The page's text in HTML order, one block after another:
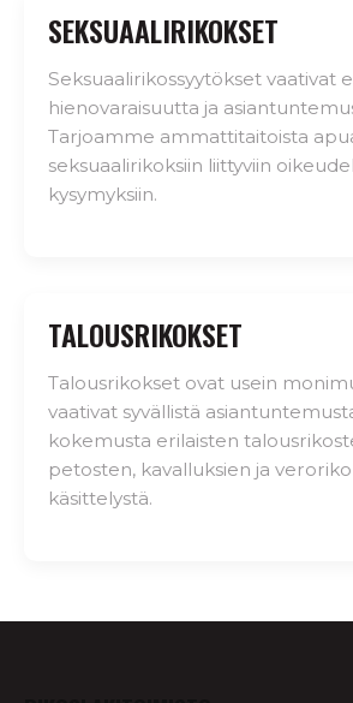
SEKSUAALIRIKOKSET
Seksuaalirikossyytökset vaativat
hienovaraisuutta ja
Tarjoamme ammattitaitoista
seksuaalirikoksiin liittyviin
kysymyksiin.
TALOUSRIKOKSET
Talousrikokset ovat usein
vaativat syvällistä
kokemusta erilaisten
petosten, kavalluksien ja
käsittelystä.